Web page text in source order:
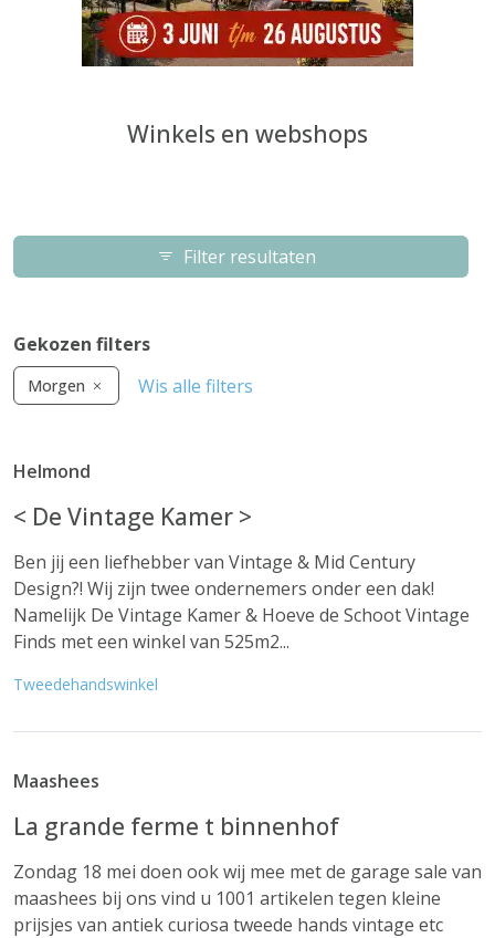
Winkels en webshops
Filter resultaten
Gekozen filters
Morgen Wis alle filters
Helmond
< De Vintage Kamer >
Ben jij een liefhebber van Vintage & Mid Century
Design?! Wij zijn twee ondernemers onder een dak!
Namelijk De Vintage Kamer & Hoeve de Schoot Vintage
Finds met een winkel van 525m2...
Tweedehandswinkel
Maashees
La grande ferme t binnenhof
Zondag 18 mei doen ook wij mee met de garage sale van
maashees bij ons vind u 1001 artikelen tegen kleine
prijsjes van antiek curiosa tweede hands vintage etc